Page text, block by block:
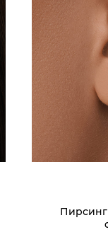
Пирсинг